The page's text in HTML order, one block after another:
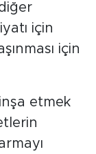
için
için
etmek